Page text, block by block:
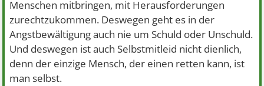
Menschen mitbringen, mit Herausforderungen
zurechtzukommen. Deswegen geht es in der
Angstbewältigung auch nie um Schuld oder Unschuld.
Und deswegen ist auch Selbstmitleid nicht dienlich,
denn der einzige Mensch, der einen retten kann, ist
man selbst.